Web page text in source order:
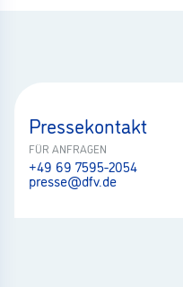
Pressekontakt
FÜR ANFRAGEN
+49 69 7595-2054
presse@dfv.de